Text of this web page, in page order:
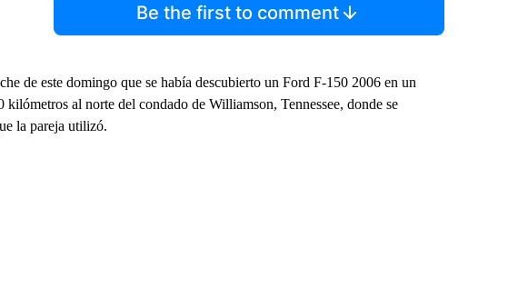
Be the first to comment
de este domingo que se había descubierto un Ford F-150 2006 en un
al norte del condado de Williamson, Tennessee, donde se
la pareja utilizó.